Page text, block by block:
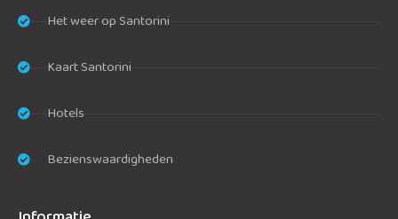
Het weer op Santorini
Kaart Santorini
Hotels
Bezienswaardigheden